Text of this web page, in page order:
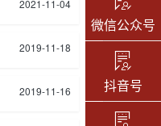
2021-11-04
2019-11-18
2019-11-16
微信公众号
抖音号